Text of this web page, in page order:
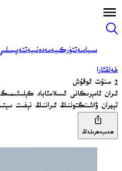
سىياسەتتۈركىيەمەدەنىيەت
خەلقئارا
2 مىنۇت ئوقۇش
ئىران ئامېرىكانى ئىسلامئاباد
تېھران ۋاشىنگتوننىڭ ئىراننىڭ نېفىت
ھەمبەھرىلەڭ